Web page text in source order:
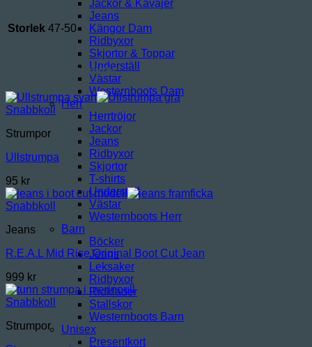
Jackor & Kavajer
Jeans
Kängor Dam
Ridbyxor
Skjortor & Toppar
Underställ
Västar
Westernboots Dam
Herr
Herrtröjor
Jackor
Jeans
Ridbyxor
Skjortor
T-shirts
Underställ
Västar
Westernboots Herr
Barn
Böcker
Jeans
Leksaker
Ridbyxor
Ridkläder
Stallskor
Westernboots Barn
Unisex
Presentkort
Storlek 47-50
Relaterade produkter
Snabbkoll
Strumpor
Ullstrumpa
95 kr
Snabbkoll
Jeans
R.E.A.L Mid Rise Original Boot Cut Jean
999 kr
Snabbkoll
Strumpor